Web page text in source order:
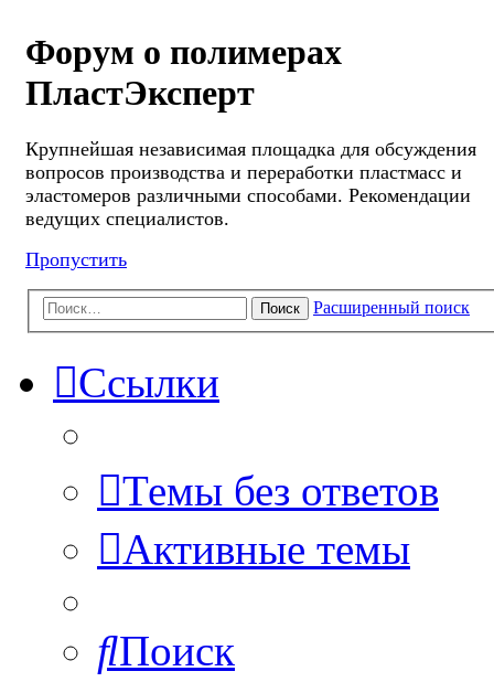
Форум о полимерах
ПластЭксперт
Крупнейшая независимая площадка для обсуждения
вопросов производства и переработки пластмасс и
эластомеров различными способами. Рекомендации
ведущих специалистов.
Пропустить
Поиск Расширенный поиск
Ссылки
Темы без ответов
Активные темы
Поиск